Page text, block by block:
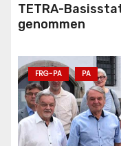
TETRA-
genommen
FRG-PA PA